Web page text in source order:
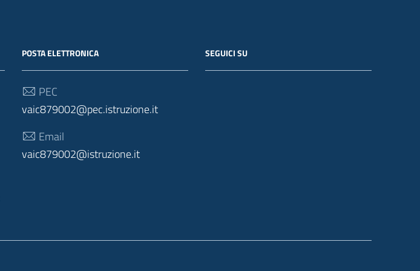
POSTA ELETTRONICA
PEC
vaic879002@pec.istruzione.it
Email
vaic879002@istruzione.it
SEGUICI SU